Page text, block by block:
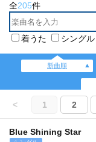
全205件
着うた シングル
新曲順
< 1 2
Blue Shining Star